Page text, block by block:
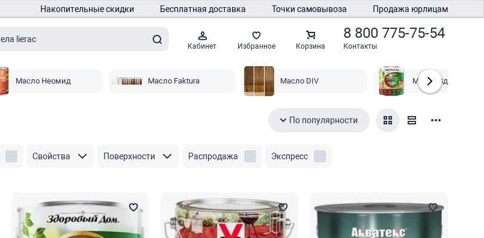
Накопительные скидки Бесплатная доставка Точки самовывоза Продажа юрлицам
Кабинет Избранное Корзина
8 800 775-75-54
Контакты
Масло Неомид Масло Faktura Масло DIV Масло Здоровый
По популярности
Свойства Поверхности Распродажа Экспресс